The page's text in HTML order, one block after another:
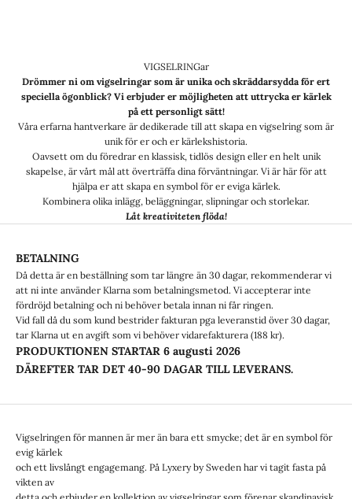
VIGSELRINGar
Drömmer ni om vigselringar som är unika och skräddarsydda för ert
speciella ögonblick? Vi erbjuder er möjligheten att uttrycka er kärlek
på ett personligt sätt!
Våra erfarna hantverkare är dedikerade till att skapa en vigselring som är
unik för er och er kärlekshistoria.
Oavsett om du föredrar en klassisk, tidlös design eller en helt unik
skapelse, är vårt mål att överträffa dina förväntningar. Vi är här för att
hjälpa er att skapa en symbol för er eviga kärlek.
Kombinera olika inlägg, beläggningar, slipningar och storlekar.
Låt kreativiteten flöda!
BETALNING
Då detta är en beställning som tar längre än 30 dagar, rekommenderar vi
att ni inte använder Klarna som betalningsmetod. Vi accepterar inte
fördröjd betalning och ni behöver betala innan ni får ringen.
Vid fall då du som kund bestrider fakturan pga leveranstid över 30 dagar,
tar Klarna ut en avgift som vi behöver vidarefakturera (188 kr).
PRODUKTIONEN STARTAR 6 augusti 2026
DÄREFTER TAR DET 40-90 DAGAR TILL LEVERANS.
Vigselringen för mannen är mer än bara ett smycke; det är en symbol för
evig kärlek
och ett livslångt engagemang. På Lyxery by Sweden har vi tagit fasta på
vikten av